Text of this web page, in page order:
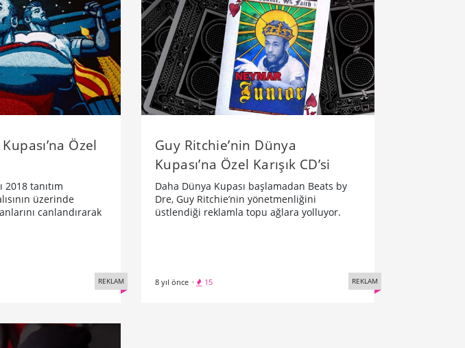
Özel
2018 tanıtım
üzerinde
canlandırarak
REKLAM
Guy Ritchie’nin Dünya
Kupası’na Özel Karışık CD’si
Daha Dünya Kupası başlamadan Beats by
Dre, Guy Ritchie’nin yönetmenliğini
üstlendiği reklamla topu ağlara yolluyor.
8 yıl önce · 15 REKLAM